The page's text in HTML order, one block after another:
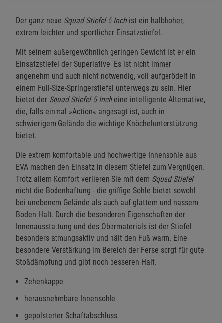
Der ganz neue Squad Stiefel 5 Inch ist ein halbhoher,
extrem leichter und sportlicher Einsatzstiefel.
Mit seinem außergewöhnlich geringen Gewicht ist er ein
Einsatzstiefel der Superlative. Es ist nicht immer
angenehm und auch nicht notwendig, voll aufgerödelt in
einem Full-Size-Springerstiefel unterwegs zu sein. Hier
bietet der Squad Stiefel 5 Inch eine intelligente Alternative,
die, falls einmal »Action« angesagt ist, auch in
schwierigem Gelände die wichtige Knöchelunterstützung
bietet.
Die extrem komfortable und hochwertige Innensohle aus
EVA machen den Einsatz in diesem Stiefel zum Vergnügen.
Trotz allem Komfort verlieren Sie mit dem Squad Stiefel
nicht die Bodenhaftung - die griffige Sohle bietet sowohl
bei unebenem Gelände als auch auf glattem und nassem
Boden Halt. Durch die besonderen Eigenschaften der
Innenausstattung und des Obermaterials ist der Stiefel
besonders atmungsaktiv und hält den Fuß warm. Eine
besondere Verstärkung im Bereich der Ferse sorgt für gute
Stoßdämpfung und gibt noch besseren Halt.
Zehenkappe
herausnehmbare Innensohle
gepolsterter Schaftabschluss